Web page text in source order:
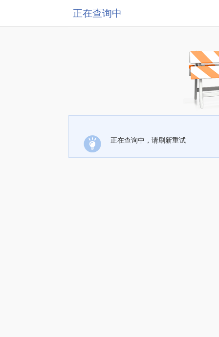
正在查询中
正在查询中，请刷新重试